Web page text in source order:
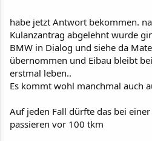
habe jetzt Antwort bekommen.
Kulanzantrag abgelehnt wurde
BMW in Dialog und siehe da
übernommen und Eibau bleibt
erstmal leben..
Es kommt wohl manchmal auch
Auf jeden Fall dürfte das bei
passieren vor 100 tkm